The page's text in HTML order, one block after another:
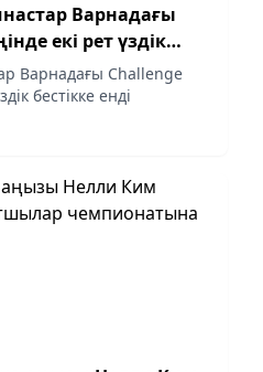
Варнадағы
екі рет үздік
Варнадағы Challenge
бестікке енді